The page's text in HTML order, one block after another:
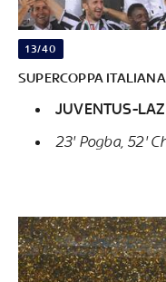
13/40
SUPERCOPPA
JUVENTUS-
23' Pogba, 52'